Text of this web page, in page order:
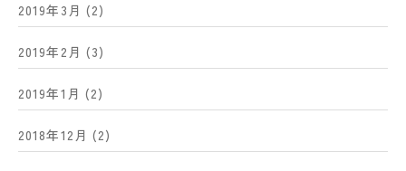
2019年3月 (2)
2019年2月 (3)
2019年1月 (2)
2018年12月 (2)